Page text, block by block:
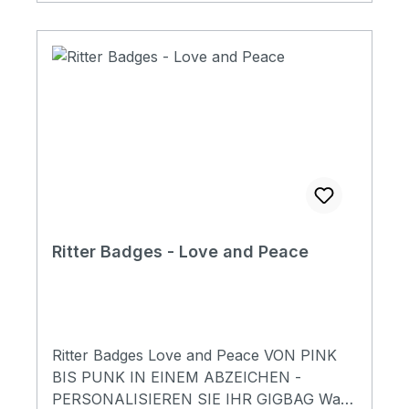
Ritter Badges - Love and Peace
Ritter Badges Love and Peace VON PINK
BIS PUNK IN EINEM ABZEICHEN -
PERSONALISIEREN SIE IHR GIGBAG Was